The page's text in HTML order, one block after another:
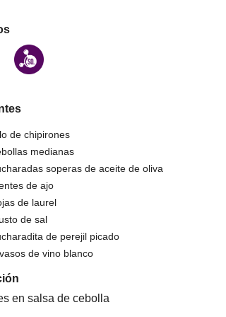
de chipirones
medianas
soperas de aceite de oliva
de ajo
de laurel
de sal
de perejil picado
de vino blanco
en salsa de cebolla